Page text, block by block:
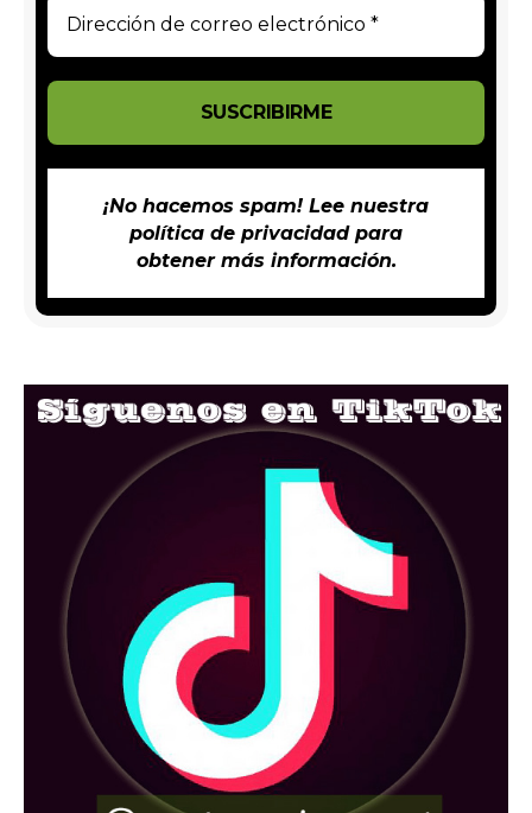
¡No hacemos spam! Lee nuestra
política de privacidadpara
obtener más información.